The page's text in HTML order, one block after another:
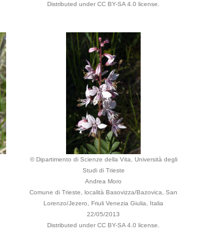
Distributed under CC BY-SA 4.0 license.
© Dipartimento di Scienze della Vita, Università degli
Studi di Trieste
Andrea Moro
Comune di Trieste, località Basovizza/Bazovica, San
Lorenzo/Jezero, Friuli Venezia Giulia, Italia
22/05/2013
Distributed under CC BY-SA 4.0 license.